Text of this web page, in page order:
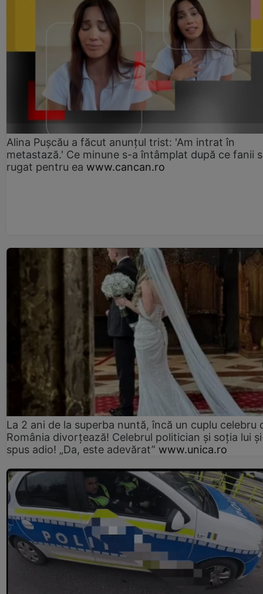
Alina Pușcău a făcut anunțul trist: 'Am intrat în
metastază.' Ce minune s-a întâmplat după ce fanii
rugat pentru ea www.cancan.ro
La 2 ani de la superba nuntă, încă un cuplu celebru
România divorțează! Celebrul politician și soția lui
spus adio! „Da, este adevărat” www.unica.ro